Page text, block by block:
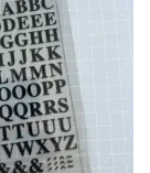
variantes.
As
opções
podem
ser
escolhidas
na